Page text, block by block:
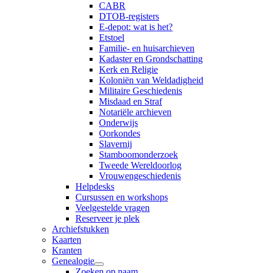
CABR
DTOB-registers
E-depot: wat is het?
Etstoel
Familie- en huisarchieven
Kadaster en Grondschatting
Kerk en Religie
Koloniën van Weldadigheid
Militaire Geschiedenis
Misdaad en Straf
Notariële archieven
Onderwijs
Oorkondes
Slavernij
Stamboomonderzoek
Tweede Wereldoorlog
Vrouwengeschiedenis
Helpdesks
Cursussen en workshops
Veelgestelde vragen
Reserveer je plek
Archiefstukken
Kaarten
Kranten
Genealogie